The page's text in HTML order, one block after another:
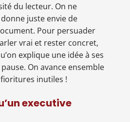
du lecteur. On ne
juste envie de
Pour persuader
vrai et rester concret,
explique une idée à ses
On avance ensemble
fioritures inutiles !
executive